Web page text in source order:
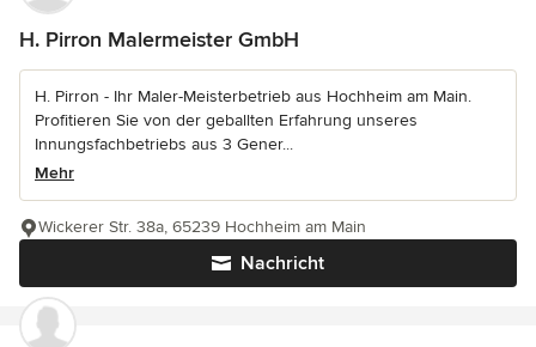
H. Pirron Malermeister GmbH
H. Pirron - Ihr Maler-Meisterbetrieb aus Hochheim am Main.
Profitieren Sie von der geballten Erfahrung unseres
Innungsfachbetriebs aus 3 Gener...
Mehr
Nachricht
Wickerer Str. 38a, 65239 Hochheim am Main